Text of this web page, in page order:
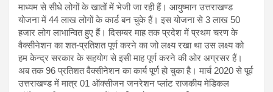
माध्यम से सीधे लोगों के खातों में भेजी जा रही हैं। आयुष्मान उत्तराखण्ड
योजना में 44 लाख लोगों के कार्ड बन चुके हैं। इस योजना से 3 लाख 50
हजार लोग लाभान्वित हुए हैं। दिसम्बर माह तक प्रदेश में प्रथम चरण के
वैक्सीनेशन का शत-प्रतिशत पूर्ण करने का जो लक्ष्य रखा था उस लक्ष्य को
हम केन्द्र सरकार के सहयोग से इसी माह पूर्ण करने की ओर अग्रसर हैं।
अब तक 96 प्रतिशत वैक्सीनेशन का कार्य पूर्ण हो चुका है। मार्च 2020 से पूर्व
उत्तराखण्ड में मात्र 01 ऑक्सीजन जनरेशन प्लांट राजकीय मेडिकल